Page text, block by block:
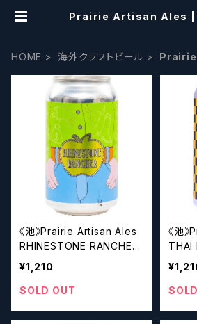
Prairie Artisan Ales |
HOME 海外クラフトビール
《池》Prairie Artisan Ales
RHINESTONE RANCHER
【クラフトビール】
¥1,210
SOLD OUT
《池
THAI
ール】